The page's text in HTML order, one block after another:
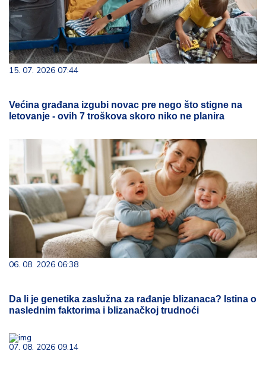
15. 07. 2026 07:44
Većina građana izgubi novac pre nego što stigne na
letovanje - ovih 7 troškova skoro niko ne planira
06. 08. 2026 06:38
Da li je genetika zaslužna za rađanje blizanaca? Istina o
naslednim faktorima i blizanačkoj trudnoći
07. 08. 2026 09:14